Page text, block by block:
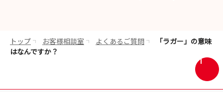
で
す
トップ お客様相談室 よくあるご質問
「ラガー」の意味
はなんですか？
画
面